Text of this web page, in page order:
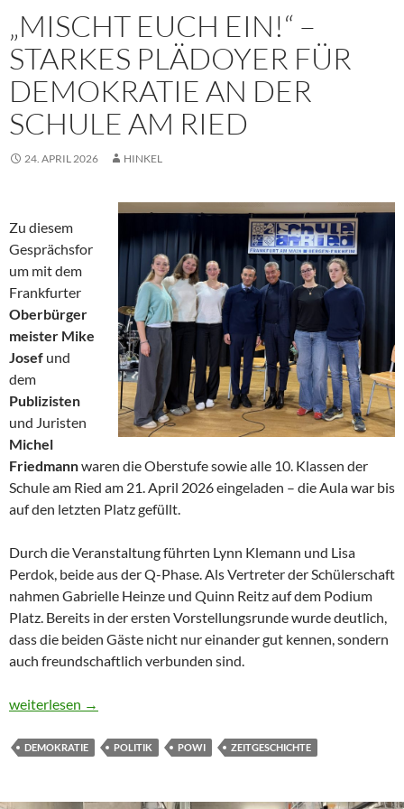
„MISCHT EUCH EIN!“ –
STARKES PLÄDOYER FÜR
DEMOKRATIE AN DER
SCHULE AM RIED
24. APRIL 2026 HINKEL
Zu diesem
Gesprächsfor
um mit dem
Frankfurter
Oberbürger
meister Mike
Josef und
dem
Publizisten
und Juristen
Michel
Friedmannwaren die Oberstufe sowie alle 10. Klassen der
Schule am Ried am 21. April 2026 eingeladen – die Aula war bis
auf den letzten Platz gefüllt.
Durch die Veranstaltung führten Lynn Klemann und Lisa
Perdok, beide aus der Q-Phase. Als Vertreter der Schülerschaft
nahmen Gabrielle Heinze und Quinn Reitz auf dem Podium
Platz. Bereits in der ersten Vorstellungsrunde wurde deutlich,
dass die beiden Gäste nicht nur einander gut kennen, sondern
auch freundschaftlich verbunden sind.
„Mischt euch ein!“ – Starkes Plädoyer für Demokratie an der
weiterlesen →
DEMOKRATIE POLITIK POWI ZEITGESCHICHTE